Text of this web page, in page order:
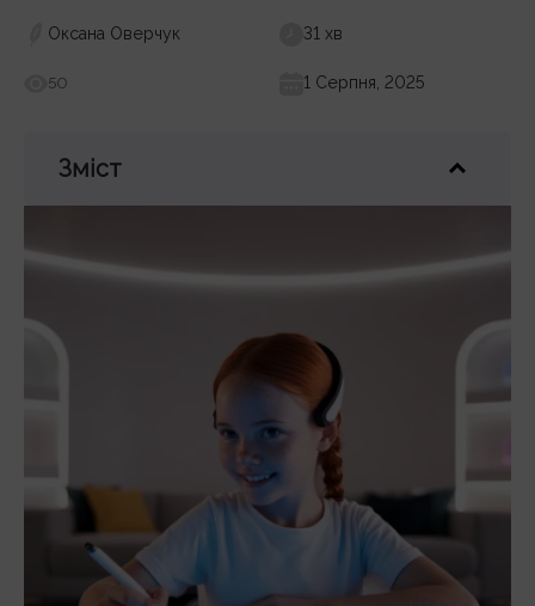
Оксана Оверчук 31 хв
50 1 Серпня, 2025
Зміст